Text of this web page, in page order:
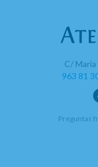
C/
963 81
Preguntas